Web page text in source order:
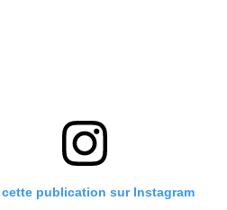
cette publication sur Instagram